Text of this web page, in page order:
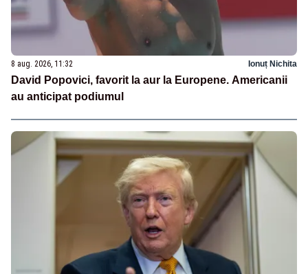
8 aug. 2026, 11:32 Ionuț Nichita
David Popovici, favorit la aur la Europene. Americanii
au anticipat podiumul